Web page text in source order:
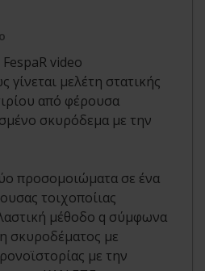
video
μελέτη στατικής
από φέρουσα
σκυρόδεμα με την
προσομοιώματα σε ένα
τοιχοποίιας
μέθοδο q σύμφωνα
σκυροδέματος με
με την